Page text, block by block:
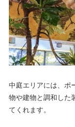
中庭エリアには、ポ
物や建物と調和した
てくれます。